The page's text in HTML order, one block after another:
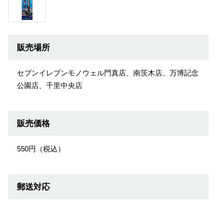
販売場所
セブンイレブンモノウェル門真店、南茨木店、万博記念
公園店、千里中央店
販売価格
550円（税込）
郵送対応